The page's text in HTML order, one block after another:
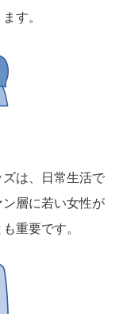
す。
は、日常生活で
層に若い女性が
重要です。